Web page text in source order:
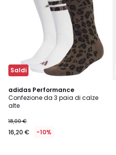
Saldi
adidas Performance
Confezione da 3 paia di calze
alte
18,00 €
16,20 € -10%
4,8
/ 5